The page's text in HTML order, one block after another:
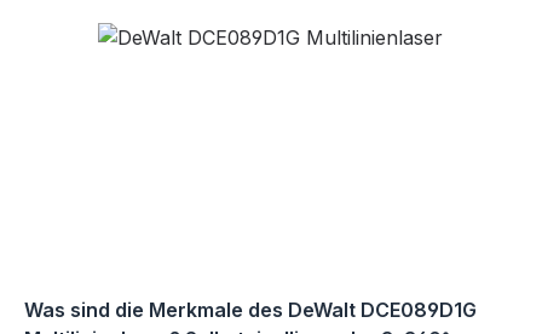
Bildergalerie überspringen
Was sind die Merkmale des DeWalt DCE089D1G